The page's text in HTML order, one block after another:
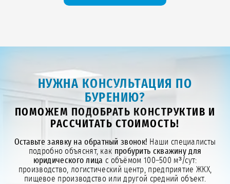
НУЖНА КОНСУЛЬТАЦИЯ ПО
БУРЕНИЮ?
ПОМОЖЕМ ПОДОБРАТЬ КОНСТРУКТИВ И
РАССЧИТАТЬ СТОИМОСТЬ!
Оставьте заявку на обратный звонок! Наши специалисты
подробно объяснят, как пробурить скважину для
юридического лица с объёмом 100–500 м³/сут:
производство, логистический центр, предприятие ЖКХ,
пищевое производство или другой средний объект.